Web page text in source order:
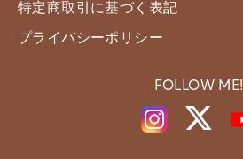
特定商取引に基づく表記
プライバシーポリシー
FOLLOW ME!